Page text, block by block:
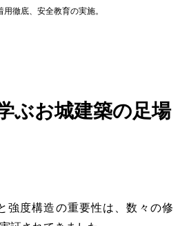
用徹底、安全教育の実施。
ぶお城建築の足場
強度構造の重要性は、数々の修